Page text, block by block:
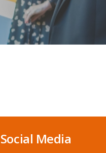
Social Media